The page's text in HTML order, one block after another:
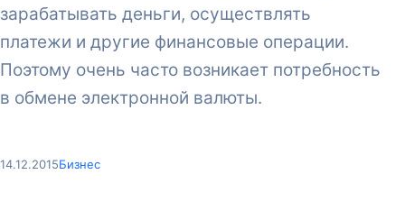
зарабатывать деньги, осуществлять
платежи и другие финансовые операции.
Поэтому очень часто возникает потребность
в обмене электронной валюты.
14.12.2015Бизнес